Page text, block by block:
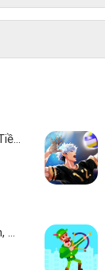
Pixel Gun 3D MOD (Menu, Vô Hạn Tiền, 1 Hit, Giáp, Đạn) 25.9.0 APK
My Talking Tom MOD (Vô Hạn Tiền, Kim Cương) 25.3.6.6762 APK